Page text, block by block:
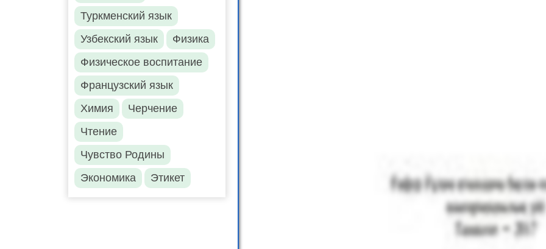
Туркменский язык
Узбекский язык
Физика
Физическое воспитание
Французский язык
Химия
Черчение
Чтение
Чувство Родины
Экономика
Этикет